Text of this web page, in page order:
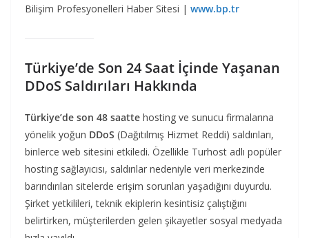
Bilişim Profesyonelleri Haber Sitesi | www.bp.tr
Türkiye’de Son 24 Saat İçinde Yaşanan
DDoS Saldırıları Hakkında
Türkiye’de son 48 saatte hosting ve sunucu firmalarına
yönelik yoğun DDoS (Dağıtılmış Hizmet Reddi) saldırıları,
binlerce web sitesini etkiledi. Özellikle Turhost adlı popüler
hosting sağlayıcısı, saldırılar nedeniyle veri merkezinde
barındırılan sitelerde erişim sorunları yaşadığını duyurdu.
Şirket yetkilileri, teknik ekiplerin kesintisiz çalıştığını
belirtirken, müşterilerden gelen şikayetler sosyal medyada